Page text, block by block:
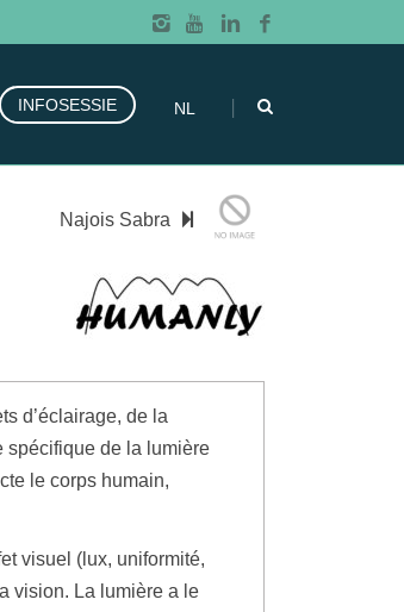
INFOSESSIE NL |
Najois Sabra
d’éclairage, de la
de la lumière
le corps humain,
visuel (lux, uniformité,
vision. La lumière a le